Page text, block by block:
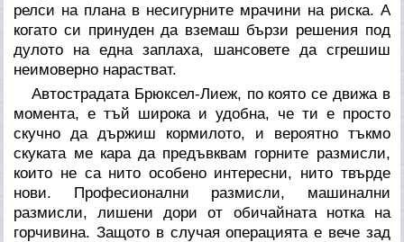
релси на плана в несигурните мрачини на риска. А
когато си принуден да вземаш бързи решения под
дулото на една заплаха, шансовете да сгрешиш
неимоверно нарастват.
Автострадата Брюксел-Лиеж, по която се движа в
момента, е тъй широка и удобна, че ти е просто
скучно да държиш кормилото, и вероятно тъкмо
скуката ме кара да предъвквам горните размисли,
които не са нито особено интересни, нито твърде
нови. Професионални размисли, машинални
размисли, лишени дори от обичайната нотка на
горчивина. Защото в случая операцията е вече зад